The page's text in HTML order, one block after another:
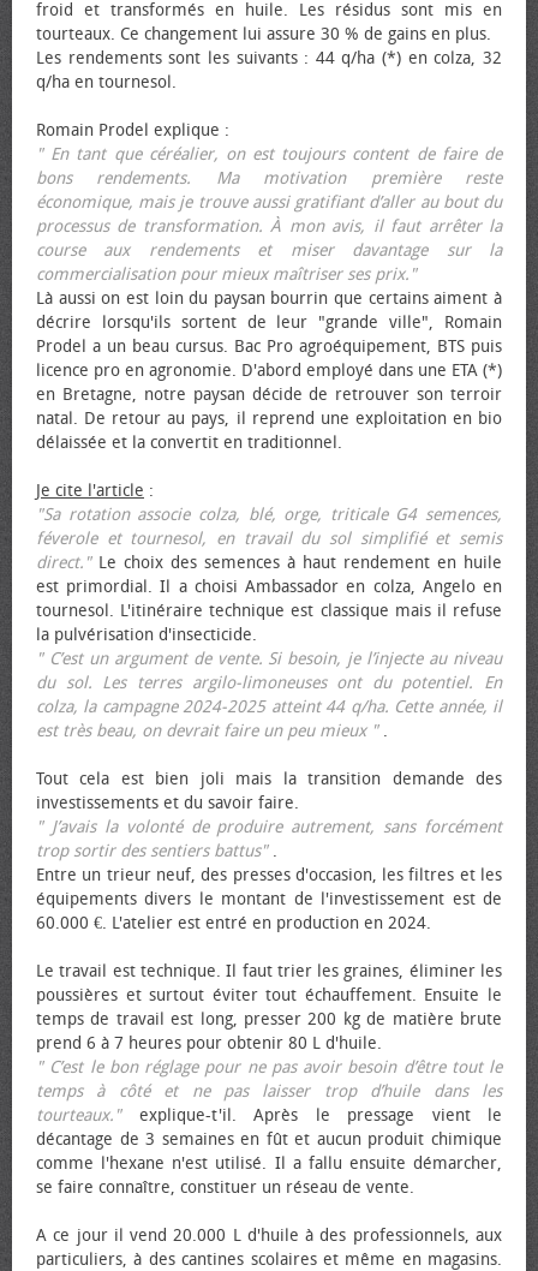
froid et transformés en huile. Les résidus sont mis en
tourteaux. Ce changement lui assure 30 % de gains en plus.
Les rendements sont les suivants : 44 q/ha (*) en colza, 32
q/ha en tournesol.
Romain Prodel explique :
" En tant que céréalier, on est toujours content de faire de
bons rendements. Ma motivation première reste
économique, mais je trouve aussi gratifiant d’aller au bout du
processus de transformation. À mon avis, il faut arrêter la
course aux rendements et miser davantage sur la
commercialisation pour mieux maîtriser ses prix."
Là aussi on est loin du paysan bourrin que certains aiment à
décrire lorsqu'ils sortent de leur "grande ville", Romain
Prodel a un beau cursus. Bac Pro agroéquipement, BTS puis
licence pro en agronomie. D'abord employé dans une ETA (*)
en Bretagne, notre paysan décide de retrouver son terroir
natal. De retour au pays, il reprend une exploitation en bio
délaissée et la convertit en traditionnel.
Je cite l'article :
"Sa rotation associe colza, blé, orge, triticale G4 semences,
féverole et tournesol, en travail du sol simplifié et semis
direct."Le choix des semences à haut rendement en huile
est primordial. Il a choisi Ambassador en colza, Angelo en
tournesol. L'itinéraire technique est classique mais il refuse
la pulvérisation d'insecticide.
" C’est un argument de vente. Si besoin, je l’injecte au niveau
du sol. Les terres argilo-limoneuses ont du potentiel. En
colza, la campagne 2024-2025 atteint 44 q/ha. Cette année, il
est très beau, on devrait faire un peu mieux ".
Tout cela est bien joli mais la transition demande des
investissements et du savoir faire.
" J’avais la volonté de produire autrement, sans forcément
trop sortir des sentiers battus".
Entre un trieur neuf, des presses d'occasion, les filtres et les
équipements divers le montant de l'investissement est de
60.000 €. L'atelier est entré en production en 2024.
Le travail est technique. Il faut trier les graines, éliminer les
poussières et surtout éviter tout échauffement. Ensuite le
temps de travail est long, presser 200 kg de matière brute
prend 6 à 7 heures pour obtenir 80 L d'huile.
" C’est le bon réglage pour ne pas avoir besoin d’être tout le
temps à côté et ne pas laisser trop d’huile dans les
tourteaux."explique-t'il. Après le pressage vient le
décantage de 3 semaines en fût et aucun produit chimique
comme l'hexane n'est utilisé. Il a fallu ensuite démarcher,
se faire connaître, constituer un réseau de vente.
A ce jour il vend 20.000 L d'huile à des professionnels, aux
particuliers, à des cantines scolaires et même en magasins.